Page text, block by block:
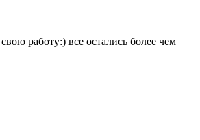
работу:) все остались более чем